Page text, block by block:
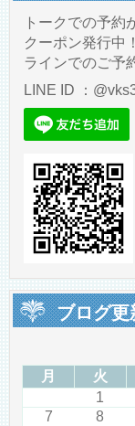
トークでの予約
クーポン発行中
ラインでのご予
LINE ID ：
ブログ更
月
火
1
7
8